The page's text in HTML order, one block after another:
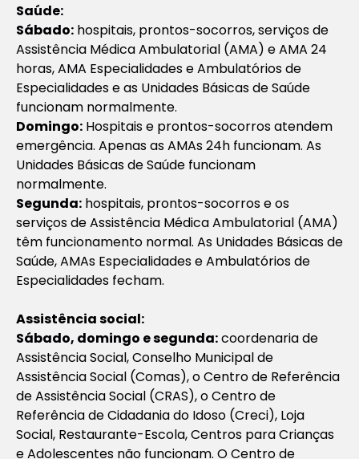
Saúde:
Sábado: hospitais, prontos-socorros, serviços de
Assistência Médica Ambulatorial (AMA) e AMA 24
horas, AMA Especialidades e Ambulatórios de
Especialidades e as Unidades Básicas de Saúde
funcionam normalmente.
Domingo: Hospitais e prontos-socorros atendem
emergência. Apenas as AMAs 24h funcionam. As
Unidades Básicas de Saúde funcionam
normalmente.
Segunda: hospitais, prontos-socorros e os
serviços de Assistência Médica Ambulatorial (AMA)
têm funcionamento normal. As Unidades Básicas de
Saúde, AMAs Especialidades e Ambulatórios de
Especialidades fecham.
Assistência social:
Sábado, domingo e segunda:coordenaria de
Assistência Social, Conselho Municipal de
Assistência Social (Comas), o Centro de Referência
de Assistência Social (CRAS), o Centro de
Referência de Cidadania do Idoso (Creci), Loja
Social, Restaurante-Escola, Centros para Crianças
e Adolescentes não funcionam. O Centro de